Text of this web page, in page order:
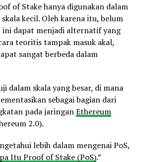
of Stake hanya digunakan dalam
kecil. Oleh karena itu, belum
ini dapat menjadi alternatif yang
teoritis tampak masuk akal,
sangat berbeda dalam
dalam skala yang besar, di mana
sebagai bagian dari
pada jaringanEthereum
2.0).
lebih dalam mengenai PoS,
Itu Proof of Stake (PoS).”